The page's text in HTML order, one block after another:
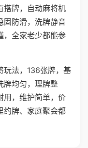
搭牌，自动麻将机
固防滑，洗牌静音
，全家老少都能参
玩法，136张牌，基
牌均匀，理牌整
用，维护简单，价
约牌、家庭聚会都